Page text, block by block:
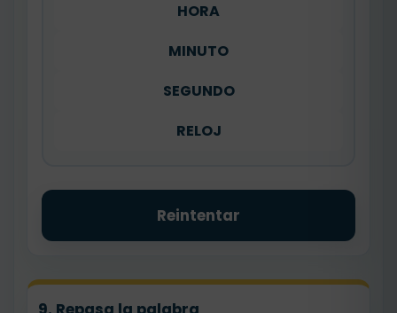
HORA
MINUTO
SEGUNDO
RELOJ
Reintentar